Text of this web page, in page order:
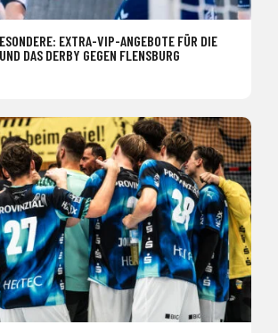
EXTRA-VIP-ANGEBOTE FÜR DIE
DAS DERBY GEGEN FLENSBURG